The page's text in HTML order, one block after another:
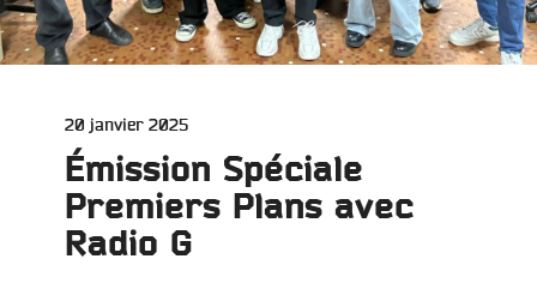
Publié
20 janvier 2025
Émission Spéciale
Premiers Plans avec
Radio G